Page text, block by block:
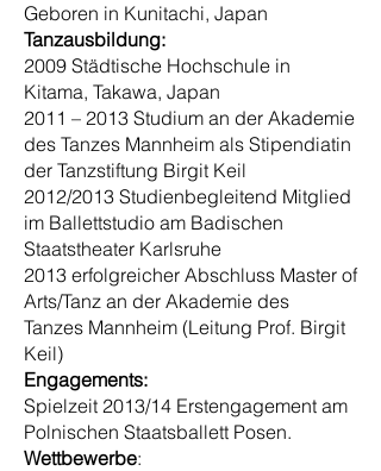
Geboren in Kunitachi, Japan
Tanzausbildung:
2009 Städtische Hochschule in
Kitama, Takawa, Japan
2011 – 2013 Studium an der Akademie
des Tanzes Mannheim als Stipendiatin
der Tanzstiftung Birgit Keil
2012/2013 Studienbegleitend Mitglied
im Ballettstudio am Badischen
Staatstheater Karlsruhe
2013 erfolgreicher Abschluss Master of
Arts/Tanz an der Akademie des
Tanzes Mannheim (Leitung Prof. Birgit
Keil)
Engagements:
Spielzeit 2013/14 Erstengagement am
Polnischen Staatsballett Posen.
Wettbewerbe: